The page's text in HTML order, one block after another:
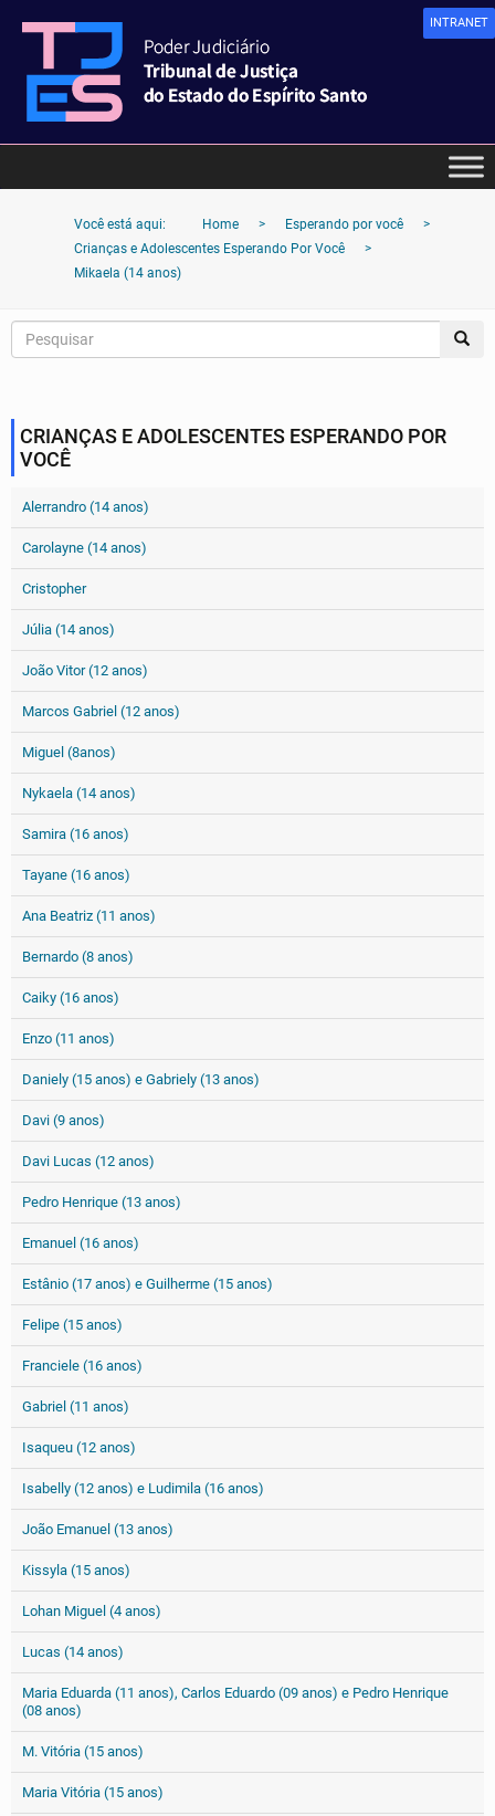
INTRANET
Você está aqui: Home > Esperando por você
>
Crianças e Adolescentes Esperando Por Você
>
Mikaela (14 anos)
CRIANÇAS E ADOLESCENTES ESPERANDO POR
VOCÊ
Alerrandro (14 anos)
Carolayne (14 anos)
Cristopher
Júlia (14 anos)
João Vitor (12 anos)
Marcos Gabriel (12 anos)
Miguel (8anos)
Nykaela (14 anos)
Samira (16 anos)
Tayane (16 anos)
Ana Beatriz (11 anos)
Bernardo (8 anos)
Caiky (16 anos)
Enzo (11 anos)
Daniely (15 anos) e Gabriely (13 anos)
Davi (9 anos)
Davi Lucas (12 anos)
Pedro Henrique (13 anos)
Emanuel (16 anos)
Estânio (17 anos) e Guilherme (15 anos)
Felipe (15 anos)
Franciele (16 anos)
Gabriel (11 anos)
Isaqueu (12 anos)
Isabelly (12 anos) e Ludimila (16 anos)
João Emanuel (13 anos)
Kissyla (15 anos)
Lohan Miguel (4 anos)
Lucas (14 anos)
Maria Eduarda (11 anos), Carlos Eduardo (09 anos) e Pedro Henrique
(08 anos)
M. Vitória (15 anos)
Maria Vitória (15 anos)